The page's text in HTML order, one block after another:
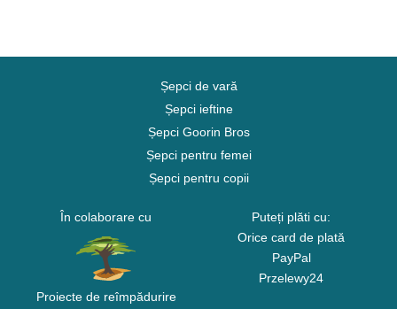
Șepci de vară
Șepci ieftine
Șepci Goorin Bros
Șepci pentru femei
Șepci pentru copii
În colaborare cu
Proiecte de reîmpădurire
Puteți plăti cu:
Orice card de plată
PayPal
Przelewy24